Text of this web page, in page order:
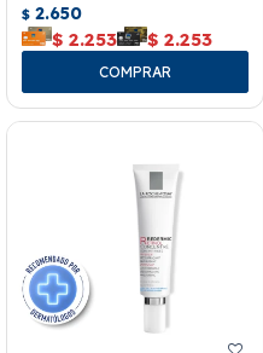
$ 2.650
$ 2.253 $ 2.253